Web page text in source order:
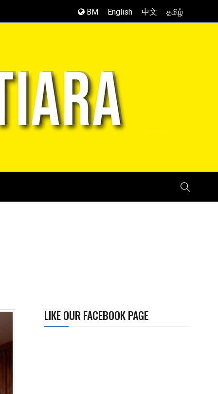
BM English 中文 தமிழ்
LIKE OUR FACEBOOK PAGE